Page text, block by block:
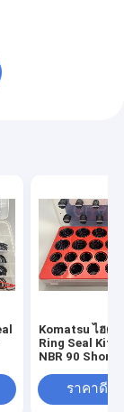
Komatsu ไฮดร
Ring Seal Kit
NBR 90 Shore
ราคาดีที่